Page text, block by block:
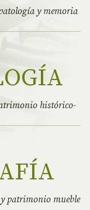
y memoria
histórico-
patrimonio mueble